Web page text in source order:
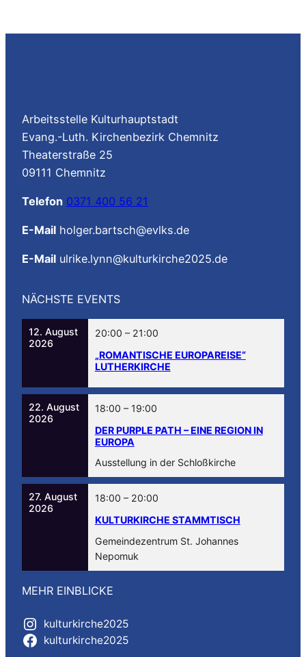
Arbeitsstelle Kulturhauptstadt
Evang.-Luth. Kirchenbezirk Chemnitz
Theaterstraße 25
09111 Chemnitz
Telefon 0371 400 56 21
E-Mail holger.bartsch@evlks.de
E-Mail ulrike.lynn@kulturkirche2025.de
NÄCHSTE EVENTS
12. August
2026
20:00 –21:00
„ROMANTISCHE EUROPAREISE“
LUTHERKIRCHE
22. August
2026
18:00 –19:00
DER PURPLE PATH – EINE REGION IN
EUROPA
Ausstellung in der Schloßkirche
27. August
2026
18:00 –20:00
KULTURKIRCHE STAMMTISCH
Gemeindezentrum St. Johannes
Nepomuk
MEHR EINBLICKE
kulturkirche2025
kulturkirche2025